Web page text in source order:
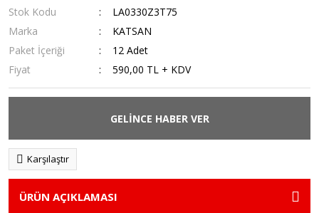
Stok Kodu
LA0330Z3T75
Marka
KATSAN
Paket İçeriği
12 Adet
Fiyat
590,00 TL + KDV
GELİNCE HABER VER
Karşılaştır
ÜRÜN AÇIKLAMASI